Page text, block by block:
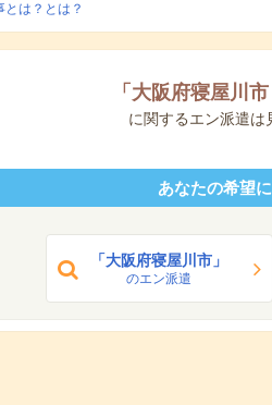
は？とは？
「 大阪府寝屋川市
に関するエン派遣は
あなたの希望
「大阪府寝屋川市」
のエン派遣